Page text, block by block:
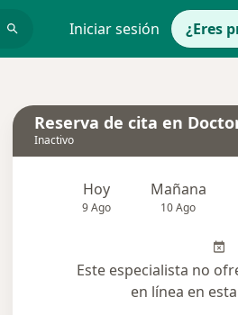
Iniciar sesión ¿Eres
Reserva de cita en
Inactivo
Hoy
9 Ago
Mañana
10 Ago
Este especialista no
en línea en